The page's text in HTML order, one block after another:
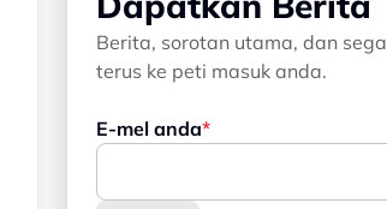
Berita, sorotan utama, dan
terus ke peti masuk anda.
E-mel anda